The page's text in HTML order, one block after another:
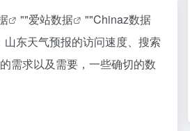
""爱站数据 ""Chinaz数据
东天气预报的访问速度、搜索
需求以及需要，一些确切的数